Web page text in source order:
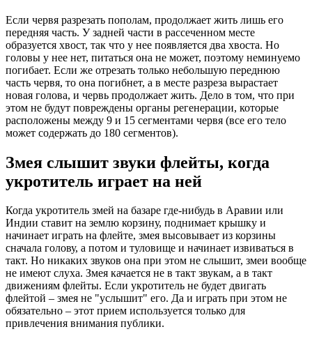
Если червя разрезать пополам, продолжает жить лишь его
передняя часть. У задней части в рассеченном месте
образуется хвост, так что у нее появляется два хвоста. Но
головы у нее нет, питаться она не может, поэтому неминуемо
погибает. Если же отрезать только небольшую переднюю
часть червя, то она погибнет, а в месте разреза вырастает
новая голова, и червь продолжает жить. Дело в том, что при
этом не будут повреждены органы регенерации, которые
расположены между 9 и 15 сегментами червя (все его тело
может содержать до 180 сегментов).
Змея слышит звуки флейты, когда
укротитель играет на ней
Когда укротитель змей на базаре где-нибудь в Аравии или
Индии ставит на землю корзину, поднимает крышку и
начинает играть на флейте, змея высовывает из корзины
сначала голову, а потом и туловище и начинает извиваться в
такт. Но никаких звуков она при этом не слышит, змеи вообще
не имеют слуха. Змея качается не в такт звукам, а в такт
движениям флейты. Если укротитель не будет двигать
флейтой – змея не "услышит" его. Да и играть при этом не
обязательно – этот прием используется только для
привлечения внимания публики.